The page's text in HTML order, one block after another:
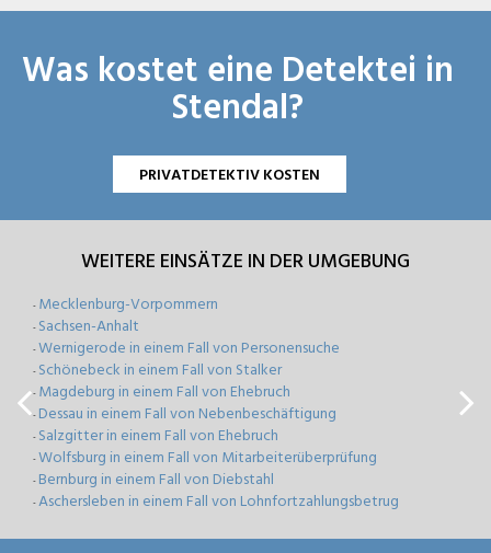
Was kostet eine Detektei in
Stendal?
PRIVATDETEKTIV KOSTEN
WEITERE EINSÄTZE IN DER UMGEBUNG
- Mecklenburg-Vorpommern
- Sachsen-Anhalt
-Wernigerode in einem Fall von Personensuche
- Schönebeck in einem Fall von Stalker
- Magdeburg in einem Fall von Ehebruch
- Dessau in einem Fall von Nebenbeschäftigung
- Salzgitter in einem Fall von Ehebruch
-Wolfsburg in einem Fall von Mitarbeiterüberprüfung
- Bernburg in einem Fall von Diebstahl
-Aschersleben in einem Fall von Lohnfortzahlungsbetrug